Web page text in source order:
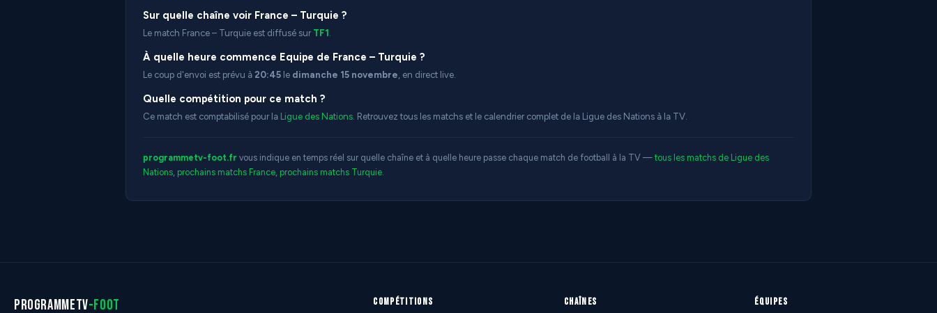
Sur quelle chaîne voir France – Turquie ?
Le match France – Turquie est diffusé sur TF1 .
À quelle heure commence Equipe de France – Turquie ?
Le coup d'envoi est prévu à 20:45 le dimanche 15 novembre, en direct live.
Quelle compétition pour ce match ?
Ce match est comptabilisé pour la Ligue des Nations. Retrouvez tous les matchs et le calendrier complet de la Ligue des Nations à la TV.
programmetv-foot.fr vous indique en temps réel sur quelle chaîne et à quelle heure passe chaque match de football à la TV —tous les matchs de Ligue des
Nations, prochains matchs France, prochains matchs Turquie.
programmetv-foot COMPÉTITIONS CHAÎNES ÉQUIPES